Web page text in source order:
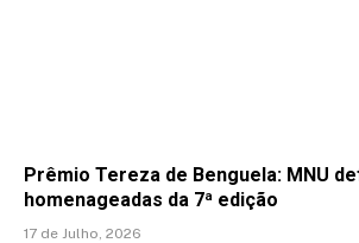
Prêmio Tereza de Benguela: MNU
homenageadas da 7ª edição
17 de Julho, 2026